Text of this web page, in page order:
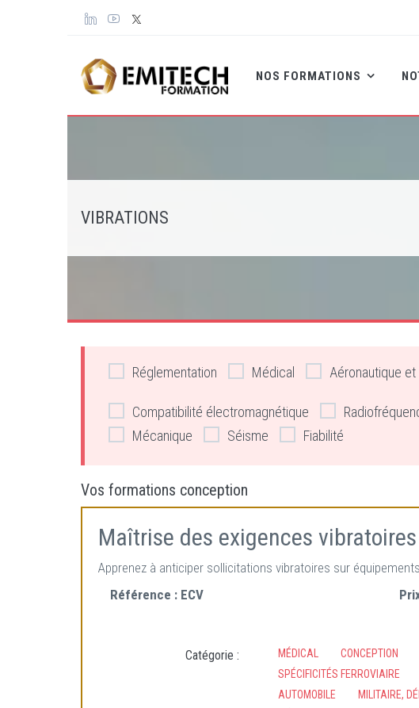
Panneau de gestion des cookies
NOS FORMATIONS
VIBRATIONS
Réglementation Médical Aéronautique
Compatibilité électromagnétique
Mécanique
Séisme Fiabilité
Vos formations conception
Maîtrise des exigences
Apprenez à anticiper sollicitations vibratoires sur
Référence : ECV
Catégorie : MÉDICAL CONCEPTION
SPÉCIFICITÉS FERROVIAIRE
AUTOMOBILE
MILITAIRE,